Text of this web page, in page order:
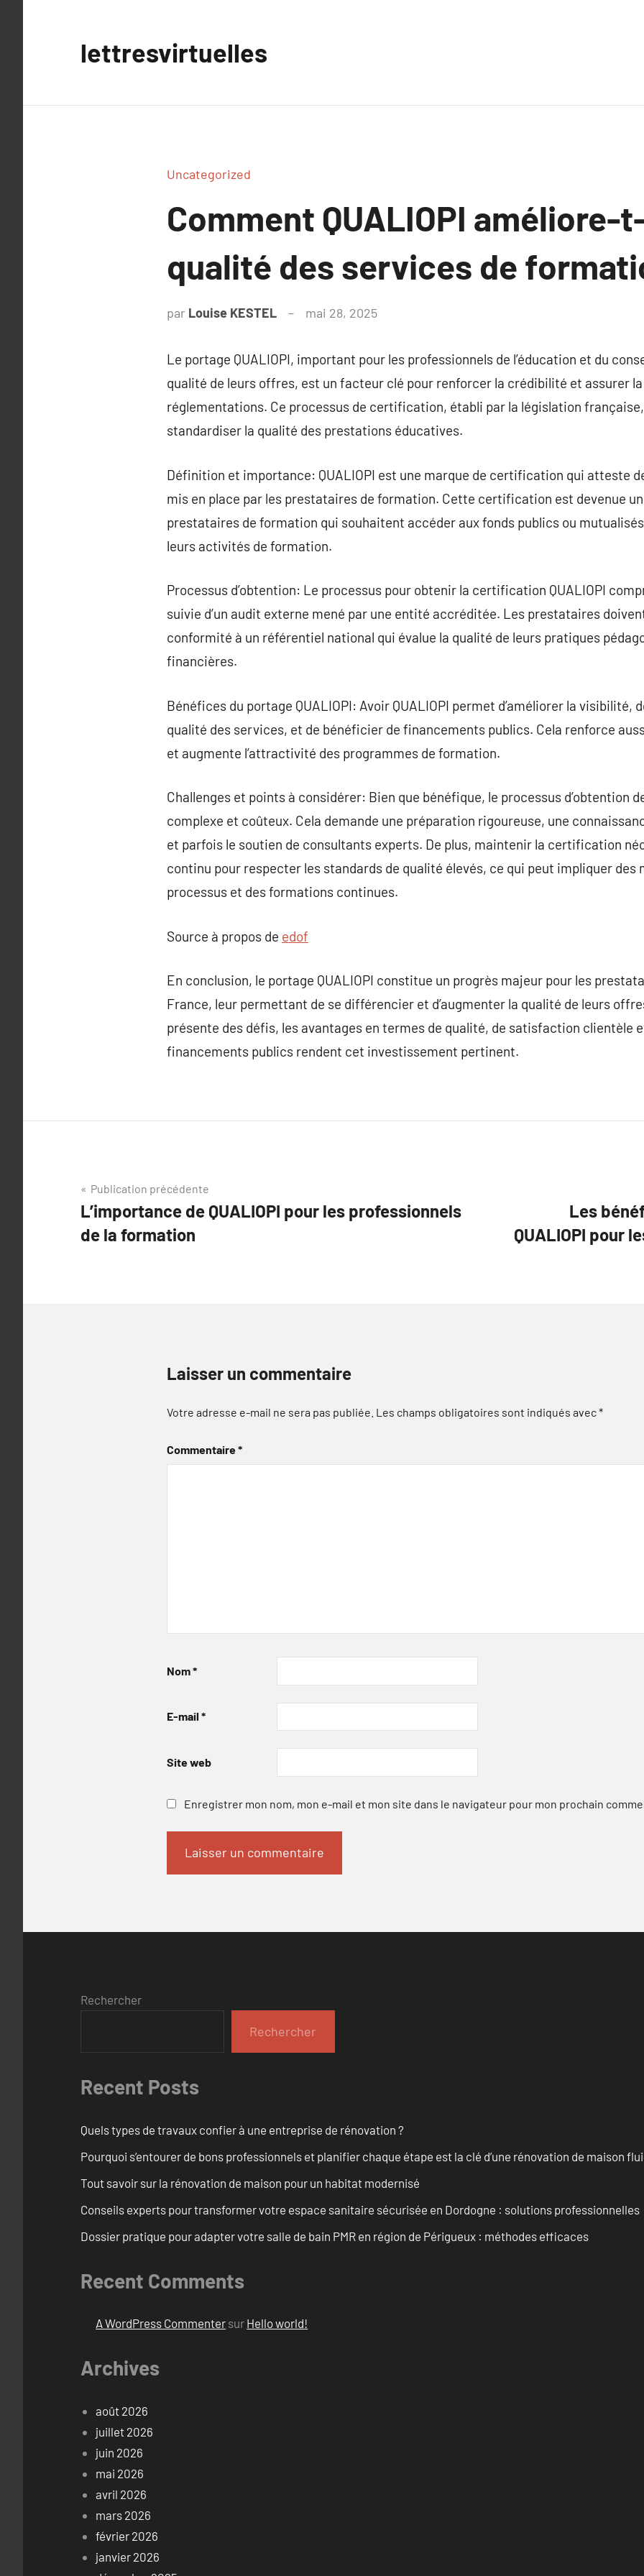
lettresvirtuelles
Uncategorized
Comment QUALIOPI améliore-
qualité des services de
par Louise KESTEL mai 28, 2025
Le portage QUALIOPI, important pour les professionnels de l’éducation et du
qualité de leurs offres, est un facteur clé pour renforcer la crédibilité et assurer
réglementations. Ce processus de certification, établi par la législation
standardiser la qualité des prestations éducatives.
Définition et importance: QUALIOPI est une marque de certification qui atteste
mis en place par les prestataires de formation. Cette certification est devenue
prestataires de formation qui souhaitent accéder aux fonds publics ou
leurs activités de formation.
Processus d’obtention: Le processus pour obtenir la certification QUALIOPI
suivie d’un audit externe mené par une entité accréditée. Les prestataires
conformité à un référentiel national qui évalue la qualité de leurs pratiques
financières.
Bénéfices du portage QUALIOPI: Avoir QUALIOPI permet d’améliorer la visibilité,
qualité des services, et de bénéficier de financements publics. Cela renforce
et augmente l’attractivité des programmes de formation.
Challenges et points à considérer: Bien que bénéfique, le processus d’obtention
complexe et coûteux. Cela demande une préparation rigoureuse, une
et parfois le soutien de consultants experts. De plus, maintenir la certification
continu pour respecter les standards de qualité élevés, ce qui peut impliquer des
processus et des formations continues.
Source à propos de edof
En conclusion, le portage QUALIOPI constitue un progrès majeur pour les
France, leur permettant de se différencier et d’augmenter la qualité de leurs
présente des défis, les avantages en termes de qualité, de satisfaction clientèle
financements publics rendent cet investissement pertinent.
Navigation
de
l’article
Publication précédente
L’importance de QUALIOPI pour les professionnels
de la formation
Les
QUALIOPI pour
Laisser un commentaire
Votre adresse e-mail ne sera pas publiée. Les champs obligatoires sont indiqués avec*
Commentaire*
Nom*
E-mail *
Site web
Enregistrer mon nom, mon e-mail et mon site dans le navigateur pour mon prochain
Rechercher
Rechercher
Recent Posts
Quels types de travaux confier à une entreprise de rénovation ?
Pourquoi s’entourer de bons professionnels et planifier chaque étape est la clé d’une rénovation de maison
Tout savoir sur la rénovation de maison pour un habitat modernisé
Conseils experts pour transformer votre espace sanitaire sécurisée en Dordogne : solutions professionnelles
Dossier pratique pour adapter votre salle de bain PMR en région de Périgueux : méthodes efficaces
Recent Comments
A WordPress Commenter sur Hello world!
Archives
août 2026
juillet 2026
juin 2026
mai 2026
avril 2026
mars 2026
février 2026
janvier 2026